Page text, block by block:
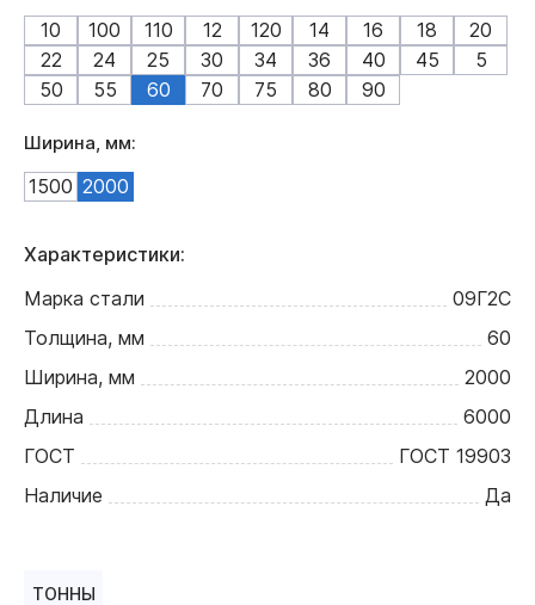
10 100 110 12 120 14 16 18
20
22
24 25 30 34 36 40 45
5
50
55 60 70 75 80 90
Ширина, мм:
1500 2000
Характеристики:
Марка стали
09Г2С
Толщина, мм
60
Ширина, мм
2000
Длина
6000
ГОСТ
ГОСТ 19903
Наличие
Да
ТОННЫ